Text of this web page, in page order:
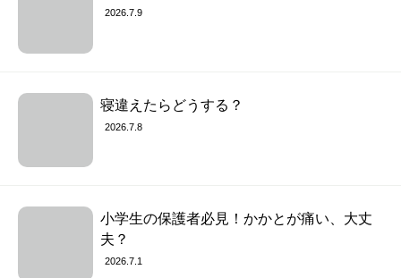
2026.7.9
寝違えたらどうする？
2026.7.8
小学生の保護者必見！かかとが痛い、大丈
夫？
2026.7.1